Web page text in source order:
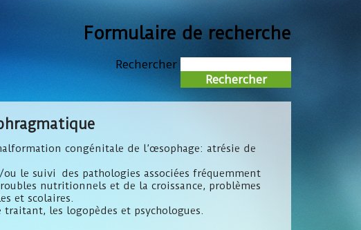
Formulaire de recherche
Rechercher
congénitale de l’œsophage: atrésie de
le suivi des pathologies associées fréquemment
nutritionnels et de la croissance, problèmes
et scolaires.
les logopèdes et psychologues.